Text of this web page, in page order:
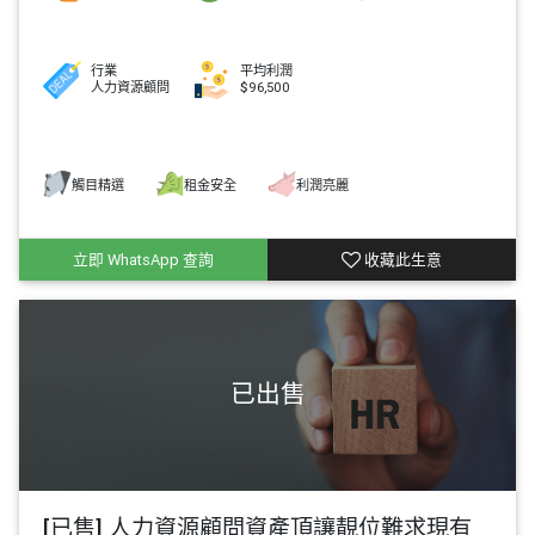
行業
人力資源顧問
平均利潤
$96,500
觸目精選 租金安全 利潤亮麗
立即 WhatsApp 查詢 收藏此生意
[已售] 人力資源顧問資產頂讓靚位難求現有